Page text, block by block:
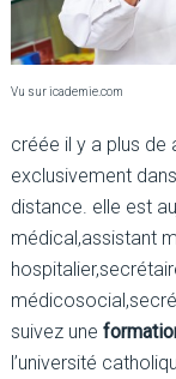
Vu sur icademie.com
créée il y a plus de
exclusivement
distance. elle est
médical,assistant
suivez une
l’université